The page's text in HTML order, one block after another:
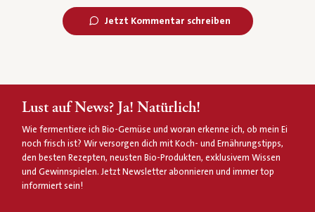
Jetzt Kommentar schreiben
Lust auf News? Ja! Natürlich!
Wie fermentiere ich Bio-Gemüse und woran erkenne ich, ob mein Ei
noch frisch ist? Wir versorgen dich mit Koch- und Ernährungstipps,
den besten Rezepten, neusten Bio-Produkten, exklusivem Wissen
und Gewinnspielen. Jetzt Newsletter abonnieren und immer top
informiert sein!